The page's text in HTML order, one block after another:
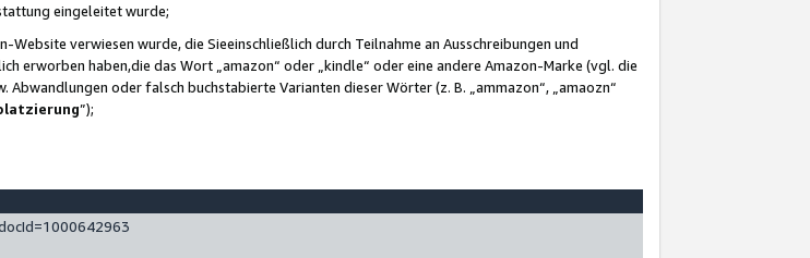
eingeleitet wurde;
verwiesen wurde, die Sieeinschließlich durch Teilnahme an Ausschreibungen und
erworben haben,die das Wort „amazon“ oder „kindle“ oder eine andere Amazon-Marke (vgl. die
oder falsch buchstabierte Varianten dieser Wörter (z. B. „ammazon“, „amaozn“
”);